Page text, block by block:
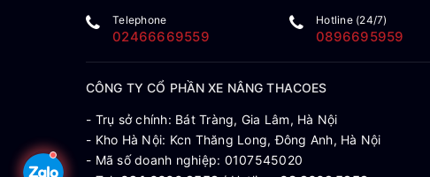
Telephone
02466669559
Hotline (24/7)
0896695959
CÔNG TY CỔ PHẦN XE NÂNG THACOES
- Trụ sở chính: Bát Tràng, Gia Lâm, Hà Nội
- Kho Hà Nội: Kcn Thăng Long, Đông Anh, Hà Nội
- Mã số doanh nghiệp: 0107545020